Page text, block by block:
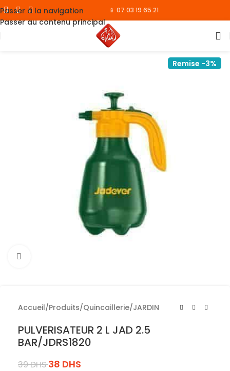
Passer à la navigation
Passer au contenu principal
📱 07 03 19 65 21
Remise -3%
Accueil/Produits/Quincaillerie/JARDIN
PULVERISATEUR 2 L JAD 2.5
BAR/JDRS1820
39DHS 38 DHS